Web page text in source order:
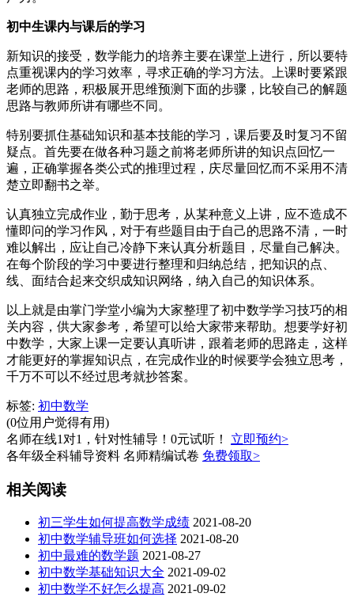
初中生课内与课后的学习
新知识的接受，数学能力的培养主要在课堂上进行，所以要特
点重视课内的学习效率，寻求正确的学习方法。上课时要紧跟
老师的思路，积极展开思维预测下面的步骤，比较自己的解题
思路与教师所讲有哪些不同。
特别要抓住基础知识和基本技能的学习，课后要及时复习不留
疑点。首先要在做各种习题之前将老师所讲的知识点回忆一
遍，正确掌握各类公式的推理过程，庆尽量回忆而不采用不清
楚立即翻书之举。
认真独立完成作业，勤于思考，从某种意义上讲，应不造成不
懂即问的学习作风，对于有些题目由于自己的思路不清，一时
难以解出，应让自己冷静下来认真分析题目，尽量自己解决。
在每个阶段的学习中要进行整理和归纳总结，把知识的点、
线、面结合起来交织成知识网络，纳入自己的知识体系。
以上就是由掌门学堂小编为大家整理了初中数学学习技巧的相
关内容，供大家参考，希望可以给大家带来帮助。想要学好初
中数学，大家上课一定要认真听讲，跟着老师的思路走，这样
才能更好的掌握知识点，在完成作业的时候要学会独立思考，
千万不可以不经过思考就抄答案。
标签: 初中数学
(0位用户觉得有用)
名师在线1对1，针对性辅导！0元试听！
立即预约>
各年级全科辅导资料 名师精编试卷 免费领取>
相关阅读
初三学生如何提高数学成绩 2021-08-20
初中数学辅导班如何选择 2021-08-20
初中最难的数学题 2021-08-27
初中数学基础知识大全 2021-09-02
初中数学不好怎么提高 2021-09-02